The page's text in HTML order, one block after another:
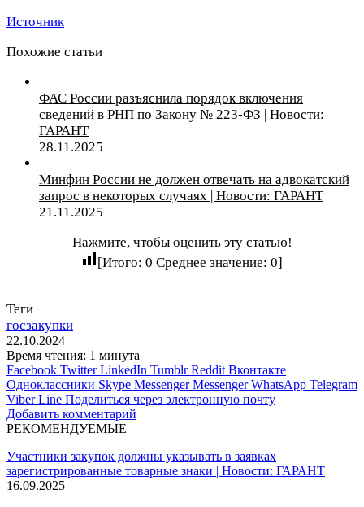
Источник
Похожие статьи
ФАС России разъяснила порядок включения
сведений в РНП по Закону № 223-ФЗ | Новости:
ГАРАНТ
28.11.2025
Минфин России не должен отвечать на адвокатский
запрос в некоторых случаях | Новости: ГАРАНТ
21.11.2025
Нажмите, чтобы оценить эту статью!
[Итого: 0 Среднее значение: 0]
Теги
госзакупки
22.10.2024
Время чтения: 1 минута
Facebook Twitter LinkedIn Tumblr Reddit Вконтакте
Одноклассники Skype Messenger Messenger WhatsApp Telegram
Viber Line Поделиться через электронную почту
Добавить комментарий
РЕКОМЕНДУЕМЫЕ
Участники закупок должны указывать в заявках
зарегистрированные товарные знаки | Новости: ГАРАНТ
16.09.2025